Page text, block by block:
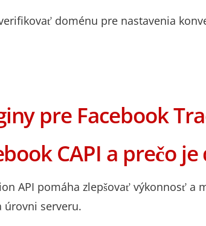
doménu pre nastavenia
pre Facebook
CAPI a prečo
API pomáha zlepšovať výkonnosť a
úrovni serveru.